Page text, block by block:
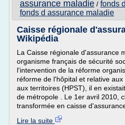
assurance maladie / fonds
fonds d assurance maladie
Caisse régionale
Wikipédia
La Caisse régionale d'assurance
organisme français de sécurité
l'intervention de la réforme
réforme de l'hôpital et relative
aux territoires (HPST), il en
de métropole . Le 1er avril 2010,
transformée en caisse
Lire la suite